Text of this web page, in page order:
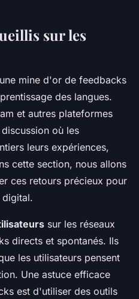
sur les
mine d'or de feedbacks
des langues.
et autres plateformes
où les
leurs expériences,
cette section, nous allons
ces retours précieux pour
sur les réseaux
directs et spontanés. Ils
les utilisateurs pensent
Une astuce efficace
est d'utiliser des outils